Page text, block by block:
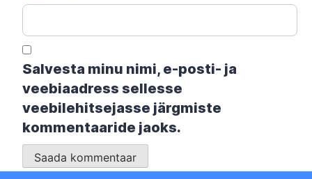
Salvesta minu nimi, e-posti- ja
veebiaadress sellesse
veebilehitsejasse järgmiste
kommentaaride jaoks.